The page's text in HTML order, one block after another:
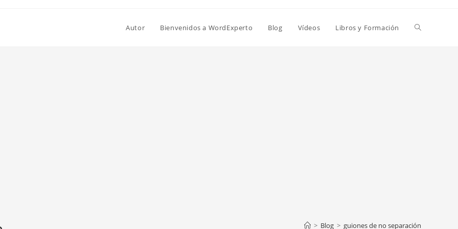
Autor Bienvenidos a WordExperto Blog Vídeos Libros y Formación Alternar
> Blog > guiones de no separación